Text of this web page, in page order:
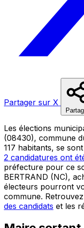
Partager sur X
Les élections
(08430), commune
117 habitants, se
2 candidatures ont
préfecture pour ce
BERTRAND (NC),
électeurs pourront
commune.
des candidats et les